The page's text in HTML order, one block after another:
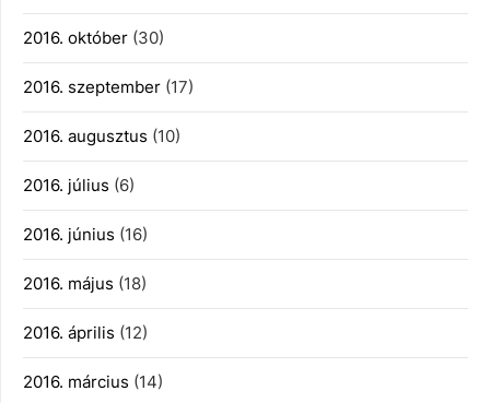
2016. október (30)
2016. szeptember (17)
2016. augusztus (10)
2016. július (6)
2016. június (16)
2016. május (18)
2016. április (12)
2016. március (14)